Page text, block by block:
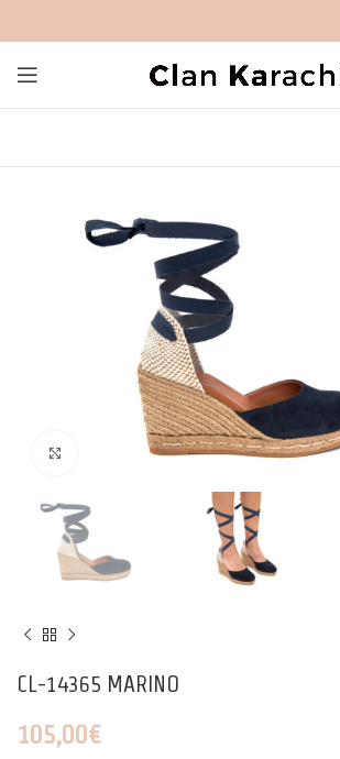
Click to enlarge
CL-14365 MARINO
105,00€